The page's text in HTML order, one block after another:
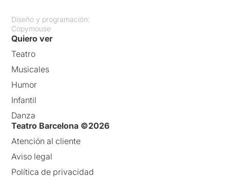
Diseño y programación:
Copymouse
Quiero ver
Teatro
Musicales
Humor
Infantil
Danza
Teatro Barcelona ©2026
Atención al cliente
Aviso legal
Política de privacidad